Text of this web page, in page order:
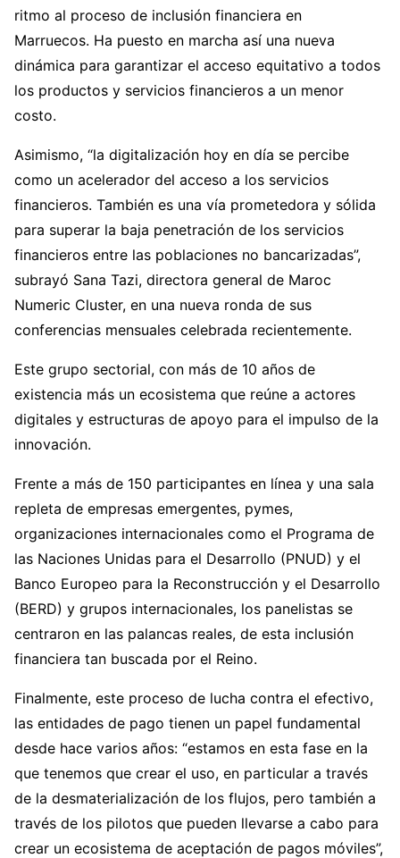
ritmo al proceso de inclusión financiera en
Marruecos. Ha puesto en marcha así una nueva
dinámica para garantizar el acceso equitativo a todos
los productos y servicios financieros a un menor
costo.
Asimismo, “la digitalización hoy en día se percibe
como un acelerador del acceso a los servicios
financieros. También es una vía prometedora y sólida
para superar la baja penetración de los servicios
financieros entre las poblaciones no bancarizadas”,
subrayó Sana Tazi, directora general de Maroc
Numeric Cluster, en una nueva ronda de sus
conferencias mensuales celebrada recientemente.
Este grupo sectorial, con más de 10 años de
existencia más un ecosistema que reúne a actores
digitales y estructuras de apoyo para el impulso de la
innovación.
Frente a más de 150 participantes en línea y una sala
repleta de empresas emergentes, pymes,
organizaciones internacionales como el Programa de
las Naciones Unidas para el Desarrollo (PNUD) y el
Banco Europeo para la Reconstrucción y el Desarrollo
(BERD) y grupos internacionales, los panelistas se
centraron en las palancas reales, de esta inclusión
financiera tan buscada por el Reino.
Finalmente, este proceso de lucha contra el efectivo,
las entidades de pago tienen un papel fundamental
desde hace varios años: “estamos en esta fase en la
que tenemos que crear el uso, en particular a través
de la desmaterialización de los flujos, pero también a
través de los pilotos que pueden llevarse a cabo para
crear un ecosistema de aceptación de pagos móviles”,